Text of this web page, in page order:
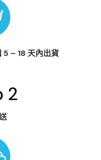
5 – 18 天內出貨
2